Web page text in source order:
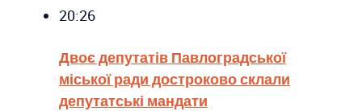
20:26
Двоє депутатів Павлоградської
міської ради достроково склали
депутатські мандати